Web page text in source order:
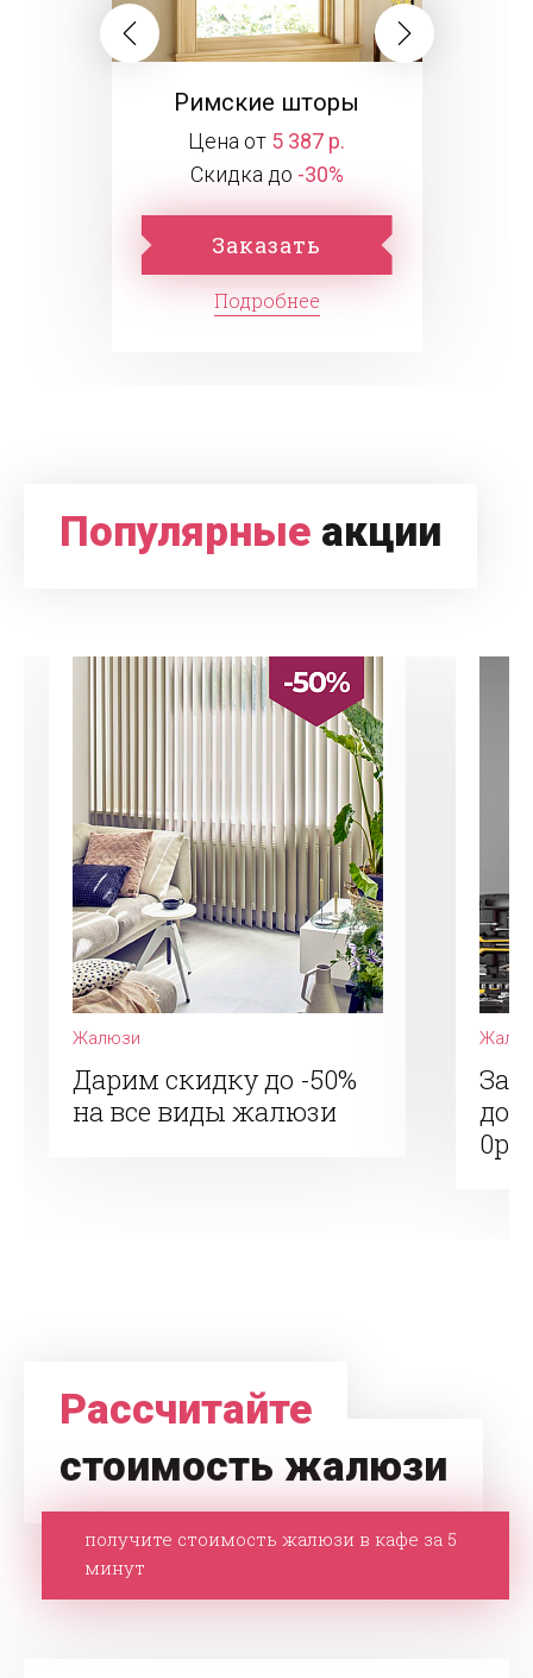
Римские шторы
Цена от 5 387 р.
Скидка до -30%
Заказать
Подробнее
Популярные акции
Жалюзи
Дарим скидку до -50%
на все виды жалюзи
0р.
Рассчитайте
стоимость жалюзи
получите стоимость жалюзи в кафе за 5
минут